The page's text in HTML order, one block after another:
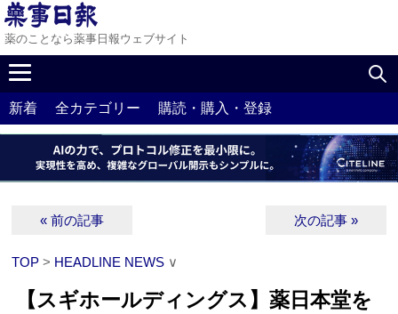
薬のことなら薬事日報ウェブサイト
新着 全カテゴリー 購読・購入・登録
« 前の記事 次の記事 »
TOP > HEADLINE NEWS ∨
【スギホールディングス】薬日本堂を